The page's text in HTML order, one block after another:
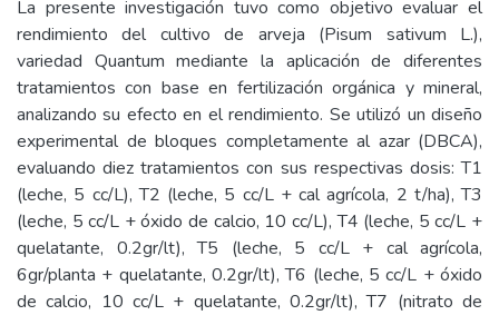
La presente investigación tuvo como objetivo evaluar el
rendimiento del cultivo de arveja (Pisum sativum L.),
variedad Quantum mediante la aplicación de diferentes
tratamientos con base en fertilización orgánica y mineral,
analizando su efecto en el rendimiento. Se utilizó un diseño
experimental de bloques completamente al azar (DBCA),
evaluando diez tratamientos con sus respectivas dosis: T1
(leche, 5 cc/L), T2 (leche, 5 cc/L + cal agrícola, 2 t/ha), T3
(leche, 5 cc/L + óxido de calcio, 10 cc/L), T4 (leche, 5 cc/L +
quelatante, 0.2gr/lt), T5 (leche, 5 cc/L + cal agrícola,
6gr/planta + quelatante, 0.2gr/lt), T6 (leche, 5 cc/L + óxido
de calcio, 10 cc/L + quelatante, 0.2gr/lt), T7 (nitrato de